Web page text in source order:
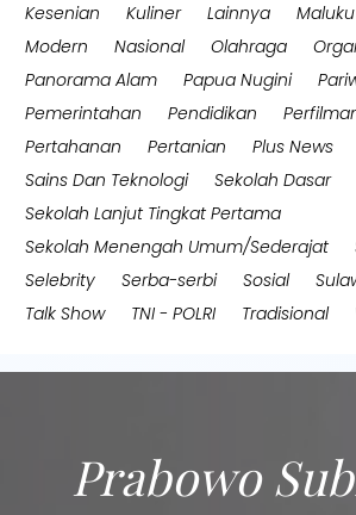
Kesenian
Kuliner Lainnya Maluku
Modern
Nasional Olahraga
Panorama Alam
Papua Nugini
Pemerintahan
Pendidikan
Pertahanan
Pertanian Plus News
Sains Dan Teknologi
Sekolah Dasar
Sekolah Lanjut Tingkat Pertama
Sekolah Menengah Umum/Sederajat
Selebrity
Serba-serbi Sosial
Talk Show
TNI - POLRI Tradisional
Prabowo